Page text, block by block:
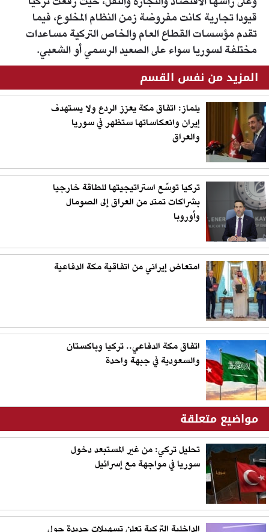
قيودا تجارية كانت مفروضة زمن النظام المخلوع، فيما
تقدم مؤسسات القطاع العام والخاص التركية مساعدات
مختلفة لسوريا سواء على الصعيد الرسمي أو الشعبي.
المزيد من نفس القسم
يلماز: اتفاق مكة يعزز الردع ولا يستهدف
إيران وانعكاساتها ستظهر في سوريا
والعراق
تركيا توسّع استراتيجيتها للطاقة خارجيا
بشراكات تمتد من العراق إلى الصومال
وأوروبا
امتعاض إيراني من اتفاقية مكة الدفاعية
اتفاق مكة الدفاعي.. تركيا وباكستان
والسعودية في جبهة واحدة
مواضيع متعلقة
تحليل تركي: من غير المستبعد دخول
سوريا في مواجهة مع إسرائيل